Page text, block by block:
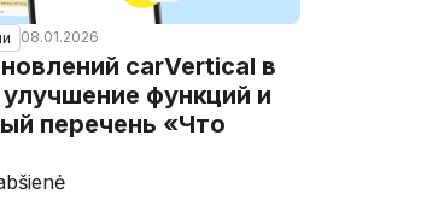
08.01.2026
carVertical в
функций и
перечень «Что